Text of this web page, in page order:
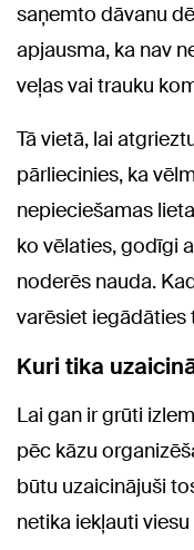
saņemto dāvanu
apjausma, ka nav
veļas vai trauku
Tā vietā, lai
pārliecinies, ka
nepieciešamas
ko vēlaties, godīgi
noderēs nauda.
varēsiet iegādāties
Kuri tika
Lai gan ir grūti
pēc kāzu
būtu uzaicinājuši
netika iekļauti